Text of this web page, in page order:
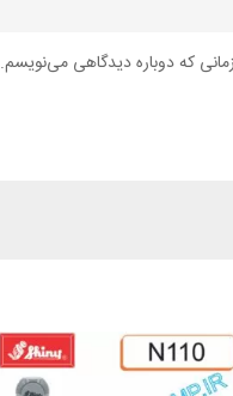
که دوباره دیدگاهی می‌نویسم.